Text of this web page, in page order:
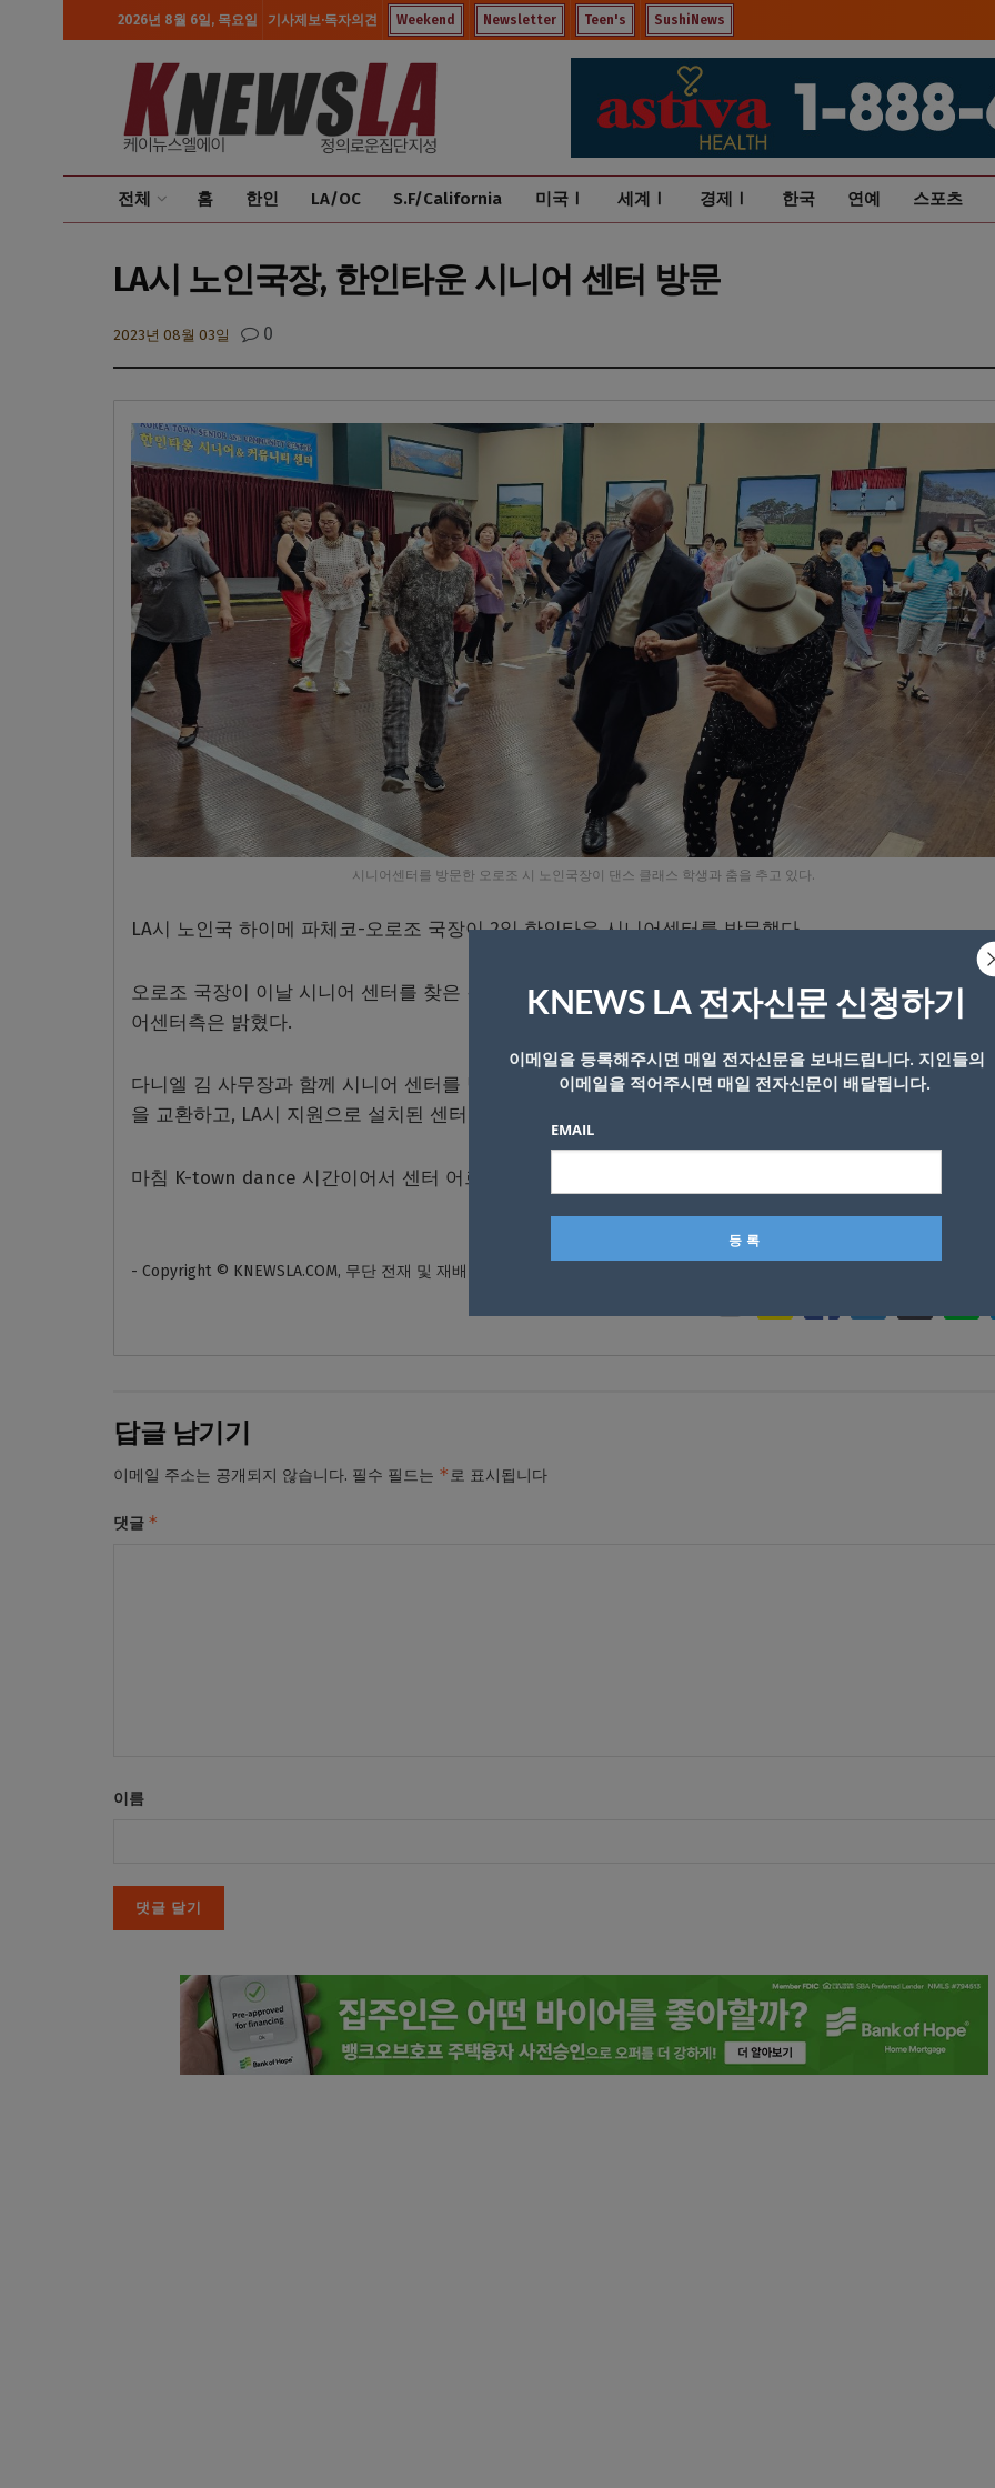
2026년 8월 6일, 목요일 기사제보·독자의견 Weekend Newsletter Teen's SushiNews
전체 홈 한인 LA/OC S.F/California 미국Ⅰ 세계Ⅰ 경제Ⅰ 한국 연예 스포츠
LA시 노인국장, 한인타운 시니어 센터 방문
2023년 08월 03일 0
시니어센터를 방문한 오로조 시 노인국장이 댄스 클래스 학생과 춤을 추고 있다.
LA시 노인국 하이메 파체코-오로조 국장이 2일 한인타운 시니어센터를 방문했다.
오로조 국장이 이날 시니어 센터를 찾은 것은 코로나 확산에 따른 코로나 테스트 홍보를 위한 것이라고
어센터측은 밝혔다.
다니엘 김 사무장과 함께 시니어 센터를 방문한 오로조 국장은 신영신 이사장과 만나 센터 운영에 대한
을 교환하고, LA시 지원으로 설치된 센터내 키친을 함께 둘러봤다.
마침 K-town dance 시간이어서 센터 어르신들과 손잡고 트롯 음악에 맞춰 즐겁게 춤을 추기도 했다.
- Copyright © KNEWSLA.COM, 무단 전재 및 재배포 금지
답글 남기기
이메일 주소는 공개되지 않습니다. 필수 필드는 *로 표시됩니다
댓글 *
이름
KNEWS LA 전자신문 신청하기
이메일을 등록해주시면 매일 전자신문을 보내드립니다. 지인들의
이메일을 적어주시면 매일 전자신문이 배달됩니다.
EMAIL